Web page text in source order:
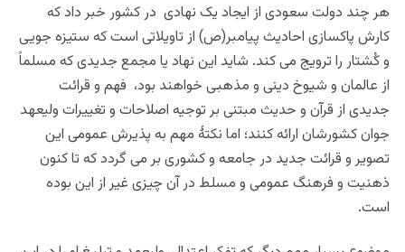
هر چند دولت سعودی از ایجاد یک نهادی در کشور خبر داد که
کارش پاکسازی احادیث پیامبر(ص) از تاویلاتی است که ستیزه جویی
و کُشتار را ترویج می کند. شاید این نهاد یا مجمع جدیدی که مسلماً
از عالمان و شیوخ دینی و مذهبی خواهند بود، فهم و قرائت
جدیدی از قرآن و حدیث مبتنی بر توجیه اصلاحات و تغییرات ولیعهد
جوان کشورشان ارائه کنند؛ اما نکتۀ مهم به پذیرش عمومی این
تصویر و قرائت جدید در جامعه و کشوری بر می گردد که تا کنون
ذهنیت و فرهنگ عمومی و مسلط در آن چیزی غیر از این بوده
است.